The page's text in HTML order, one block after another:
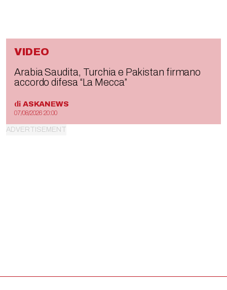
VIDEO
Arabia Saudita, Turchia e Pakistan firmano
accordo difesa “La Mecca”
di ASKANEWS
07/08/2026 20:00